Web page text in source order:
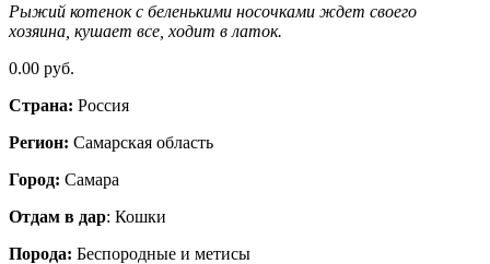
Рыжий котенок с беленькими носочками ждет своего
хозяина, кушает все, ходит в латок.
0.00 руб.
Страна: Россия
Регион: Самарская область
Город: Самара
Отдам в дар: Кошки
Порода: Беспородные и метисы